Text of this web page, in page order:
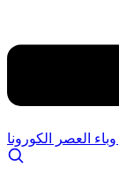
وباء العصر الكورونا